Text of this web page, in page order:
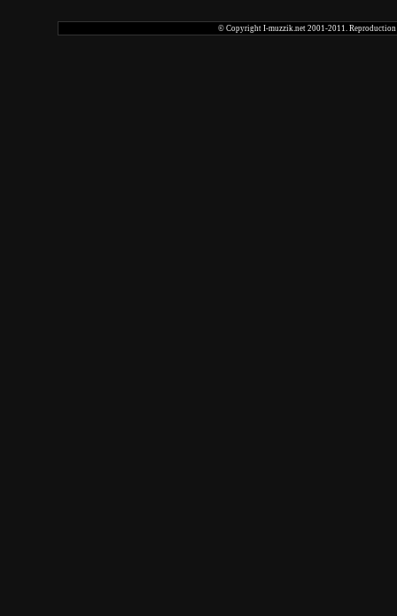
© Copyright I-muzzik.net 2001-2011. Reproduction